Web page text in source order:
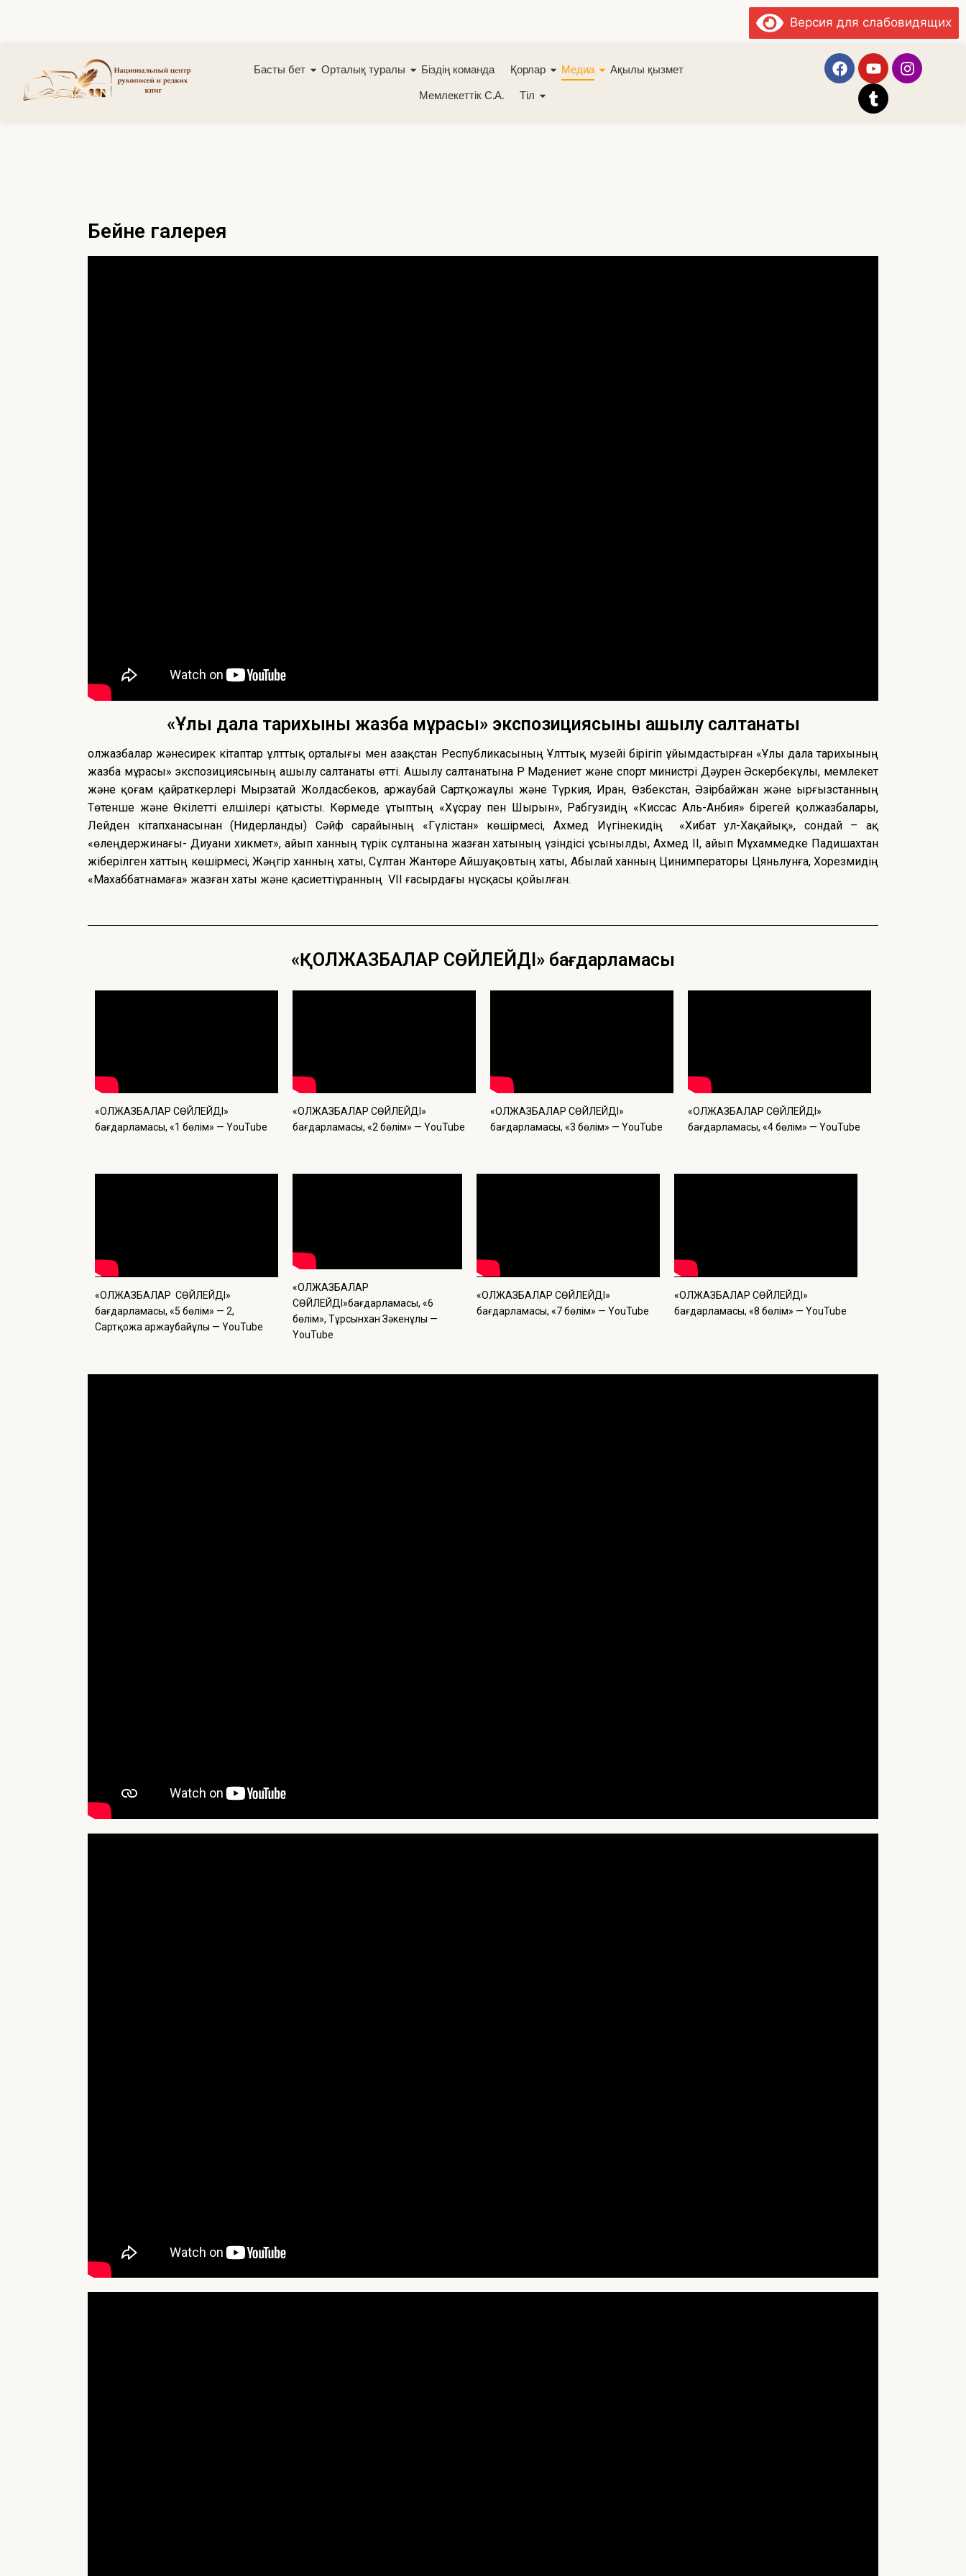
Версия для слабовидящих
Басты бет Орталық туралы Біздің команда Қорлар Медиа
Ақылы қызмет
Мемлекеттік С.А.
Тіл
Бейне галерея
«Ұлы дала тарихының жазба мұрасы» экспозициясының ашылу салтанаты
Қолжазбалар жәнесирек кітаптар ұлттық орталығы мен Қазақстан Республикасының Ұлттық музейі бірігіп ұйымдастырған «Ұлы дала тарихының
жазба мұрасы» экспозициясының ашылу салтанаты өтті. Ашылу салтанатына ҚР Мәдениет және спорт министрі Дәурен Әскербекұлы, мемлекет
және қоғам қайраткерлері Мырзатай Жолдасбеков, Қаржаубай Сартқожаұлы және Түркия, Иран, Өзбекстан, Әзірбайжан және Қырғызстанның
Төтенше және Өкілетті елшілері қатысты. Көрмеде Құтыптың «Хұсрау пен Шырын», Рабгузидің «Киссас Аль-Анбия» бірегей қолжазбалары,
Лейден кітапханасынан (Нидерланды) Сәйф сарайының «Гүлістан» көшірмесі, Ахмед Иүгінекидің «Хибат ул-Хақайық», сондай – ақ
«өлеңдержинағы- Диуани хикмет», Қайып ханның түрік сұлтанына жазған хатының үзіндісі ұсынылды, Ахмед ІІ, Қайып Мұхаммедке Падишахтан
жіберілген хаттың көшірмесі, Жәңгір ханның хаты, Сұлтан Жантөре Айшуақовтың хаты, Абылай ханның Цинимператоры Цяньлунға, Хорезмидің
«Махаббатнамаға» жазған хаты және қасиеттіҚұранның VII ғасырдағы нұсқасы қойылған.
«ҚОЛЖАЗБАЛАР СӨЙЛЕЙДІ» бағдарламасы
«ҚОЛЖАЗБАЛАР СӨЙЛЕЙДІ»
бағдарламасы, «1 бөлім» — YouTube
«ҚОЛЖАЗБАЛАР СӨЙЛЕЙДІ»
бағдарламасы, «2 бөлім» — YouTube
«ҚОЛЖАЗБАЛАР СӨЙЛЕЙДІ»
бағдарламасы, «3 бөлім» — YouTube
«ҚОЛЖАЗБАЛАР СӨЙЛЕЙДІ»
бағдарламасы, «4 бөлім» — YouTube
«ҚОЛЖАЗБАЛАР СӨЙЛЕЙДІ»
бағдарламасы, «5 бөлім» — 2,
Сартқожа Қаржаубайұлы — YouTube
«ҚОЛЖАЗБАЛАР
СӨЙЛЕЙДІ»бағдарламасы, «6
бөлім», Тұрсынхан Зәкенұлы —
YouTube
«ҚОЛЖАЗБАЛАР СӨЙЛЕЙДІ»
бағдарламасы, «7 бөлім» — YouTube
«ҚОЛЖАЗБАЛАР СӨЙЛЕЙДІ»
бағдарламасы, «8 бөлім» — YouTube